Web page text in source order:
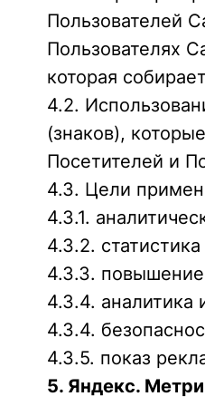
Пользователей
Пользователях
которая
4.2.
(знаков),
Посетителей и
4.3. Цели
4.3.1.
4.3.2.
4.3.3. повышение
4.3.4. аналитика
4.3.4.
4.3.5. показ
5. Яндекс.